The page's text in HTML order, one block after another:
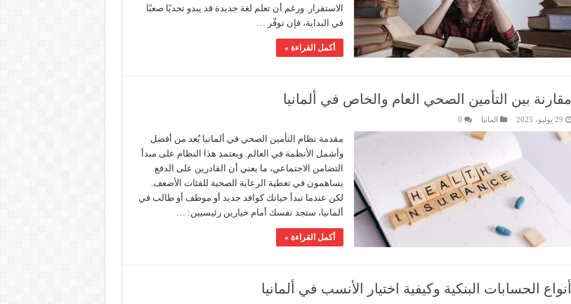
الاستقرار. ورغم أن تعلم لغة جديدة قد يبدو تحديًا صعبًا
في البداية، فإن توفّر …
أكمل القراءة »
مقارنة بين التأمين الصحي العام والخاص في ألمانيا
29 يوليو، 2025 المانيا 0
مقدمة نظام التأمين الصحي في ألمانيا يُعد من أفضل
وأشمل الأنظمة في العالم. ويعتمد هذا النظام على مبدأ
التضامن الاجتماعي، ما يعني أن القادرين على الدفع
يساهمون في تغطية الرعاية الصحية للفئات الأضعف.
لكن عندما تبدأ حياتك كوافد جديد أو موظف أو طالب في
ألمانيا، ستجد نفسك أمام خيارين رئيسيين: …
أكمل القراءة »
أنواع الحسابات البنكية وكيفية اختيار الأنسب في ألمانيا